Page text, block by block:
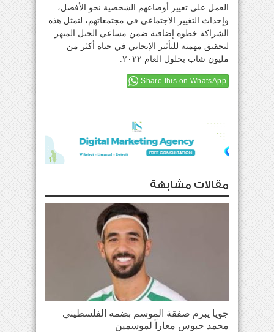
العمل على تغيير أوضاعهم الشخصية نحو الأفضل،
وإحداث التغيير الاجتماعي في مجتمعاتهم، لتمثل هذه
الشراكة خطوة إضافية ضمن مساعي الجيل المبهر
لتحقيق مهمته للتأثير الإيجابي في حياة أكثر من
مليون شاب بحلول العام ٢٠٢٢.
Share this on WhatsApp
مقالات مشابهة
جويا يبرم صفقة الموسم بضمه الفلسطيني
محمد حبوس معاراً لموسمين